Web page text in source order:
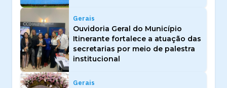
Gerais
Ouvidoria Geral do Município
Itinerante fortalece a atuação das
secretarias por meio de palestra
institucional
Gerais